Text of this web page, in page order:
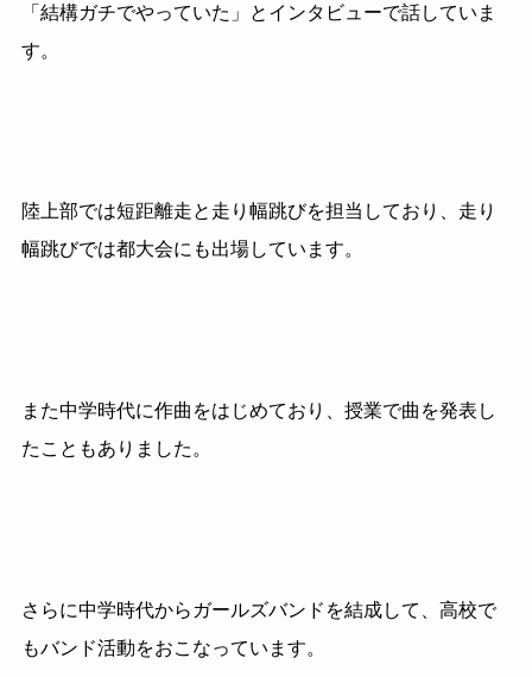
「結構ガチでやっていた」とインタビューで話していま
す。
陸上部では短距離走と走り幅跳びを担当しており、走り
幅跳びでは都大会にも出場しています。
また中学時代に作曲をはじめており、授業で曲を発表し
たこともありました。
さらに中学時代からガールズバンドを結成して、高校で
もバンド活動をおこなっています。